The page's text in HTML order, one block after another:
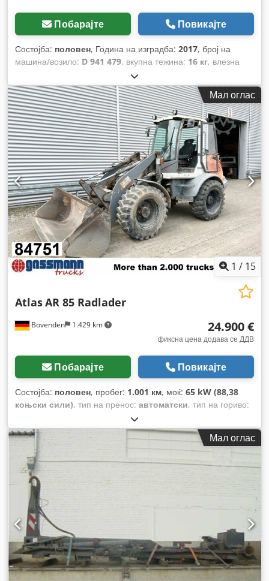
Побарајте Повикајте
Состојба: половен, Година на изградба: 2017, број на
машина/возило: D 941 479, вкупна тежина: 16 кг, влезна
Мал оглас
1 / 15
Bovenden 1.429 km
AtlasAR 85 Radlader
24.900 €
фиксна цена додава се ДДВ
Побарајте Повикајте
Состојба: половен, пробег: 1.001 км, моќ: 65 kW (88,38
коњски сили), тип на пренос: автоматски, тип на гориво:
, вкупна тежина:
тежина:6.700 кг, конфигурација на оските:4x4, број на
седишта:
, прва регистрација:01/2006, Година на
изградба:
, работни часови:
, големина на
предната гума:
, димензија на задна гума:
405/70-24
, кабина на возачот:
растојание:
погон на сите тркала, стандардна лопата
Мал оглас